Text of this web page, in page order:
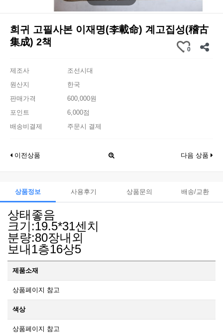
희귀 고필사본 이재명(李載命) 계고집성(稽古
集成) 2책
0
제조사
조선시대
원산지
한국
판매가격
600,000원
포인트
6,000점
배송비결제
주문시 결제
이전상품 다음 상품
상품정보 사용후기 상품문의 배송/교환
상태좋음
크기:19.5*31센치
분량:80장내외
보내1층16상5
제품소재
상품페이지 참고
색상
상품페이지 참고